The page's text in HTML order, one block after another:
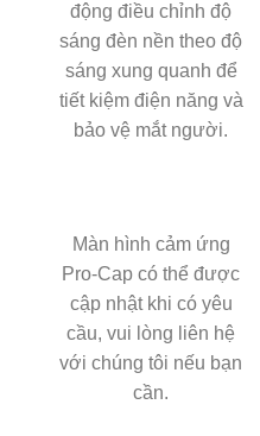
động điều chỉnh độ
sáng đèn nền theo độ
sáng xung quanh để
tiết kiệm điện năng và
bảo vệ mắt người.
Màn hình cảm ứng
Pro-Cap có thể được
cập nhật khi có yêu
cầu, vui lòng liên hệ
với chúng tôi nếu bạn
cần.